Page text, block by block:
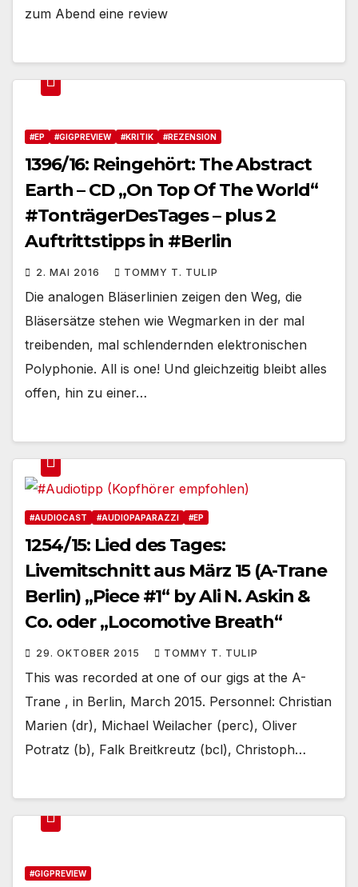
zum Abend eine review
#EP #GIGPREVIEW #KRITIK #REZENSION
1396/16: Reingehört: The Abstract
Earth – CD „On Top Of The World“
#TonträgerDesTages – plus 2
Auftrittstipps in #Berlin
2. MAI 2016 TOMMY T. TULIP
Die analogen Bläserlinien zeigen den Weg, die
Bläsersätze stehen wie Wegmarken in der mal
treibenden, mal schlendernden elektronischen
Polyphonie. All is one! Und gleichzeitig bleibt alles
offen, hin zu einer…
#AUDIOCAST #AUDIOPAPARAZZI #EP
1254/15: Lied des Tages:
Livemitschnitt aus März 15 (A-Trane
Berlin) „Piece #1“ by Ali N. Askin &
Co. oder „Locomotive Breath“
29. OKTOBER 2015 TOMMY T. TULIP
This was recorded at one of our gigs at the A-
Trane , in Berlin, March 2015. Personnel: Christian
Marien (dr), Michael Weilacher (perc), Oliver
Potratz (b), Falk Breitkreutz (bcl), Christoph…
#GIGPREVIEW